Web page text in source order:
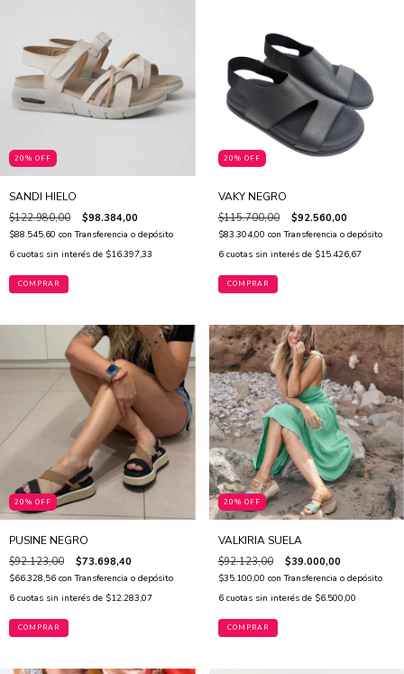
20% OFF
SANDI HIELO
$122.980,00 $98.384,00
$88.545,60 con Transferencia o depósito
6 cuotas sin interés de $16.397,33
COMPRAR
20% OFF
VAKY NEGRO
$115.700,00 $92.560,00
$83.304,00 con Transferencia o depósito
6 cuotas sin interés de $15.426,67
COMPRAR
20% OFF
PUSINE NEGRO
$92.123,00 $73.698,40
$66.328,56 con Transferencia o depósito
6 cuotas sin interés de $12.283,07
COMPRAR
20% OFF
VALKIRIA SUELA
$92.123,00 $39.000,00
$35.100,00 con Transferencia o depósito
6 cuotas sin interés de $6.500,00
COMPRAR